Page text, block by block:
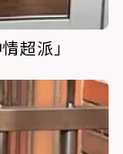
超派」